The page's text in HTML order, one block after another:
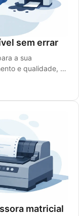
sem errar
a sua
e qualidade, e
matricial